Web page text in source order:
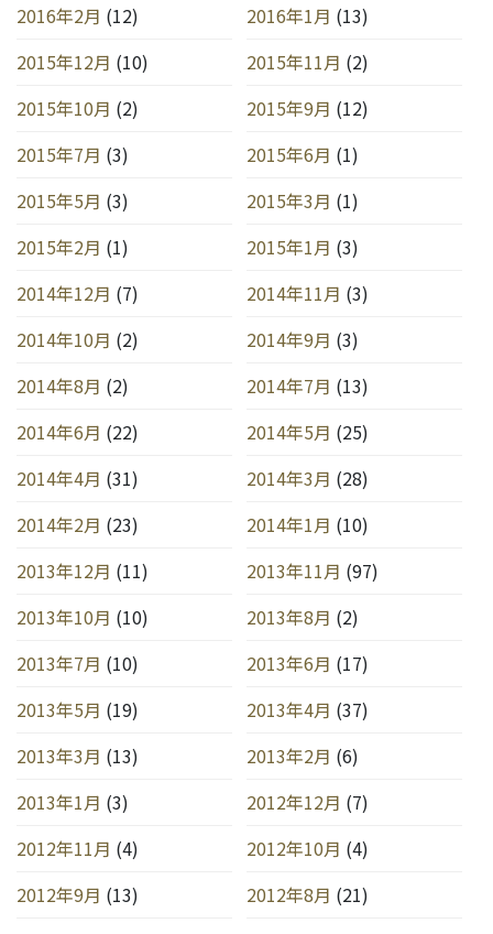
2016年2月 (12) 2016年1月 (13)
2015年12月 (10) 2015年11月 (2)
2015年10月 (2) 2015年9月 (12)
2015年7月 (3) 2015年6月 (1)
2015年5月 (3) 2015年3月 (1)
2015年2月 (1) 2015年1月 (3)
2014年12月 (7) 2014年11月 (3)
2014年10月 (2) 2014年9月 (3)
2014年8月 (2) 2014年7月 (13)
2014年6月 (22) 2014年5月 (25)
2014年4月 (31) 2014年3月 (28)
2014年2月 (23) 2014年1月 (10)
2013年12月 (11) 2013年11月 (97)
2013年10月 (10) 2013年8月 (2)
2013年7月 (10) 2013年6月 (17)
2013年5月 (19) 2013年4月 (37)
2013年3月 (13) 2013年2月 (6)
2013年1月 (3) 2012年12月 (7)
2012年11月 (4) 2012年10月 (4)
2012年9月 (13) 2012年8月 (21)